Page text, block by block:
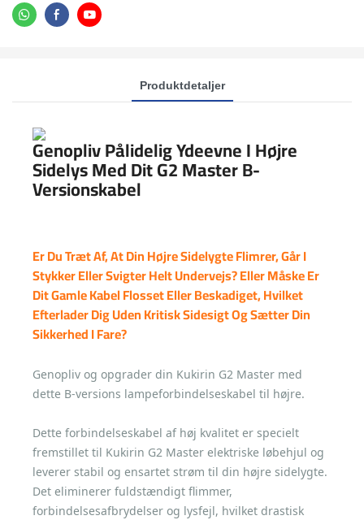
Produktdetaljer
Genopliv Pålidelig Ydeevne I Højre
Sidelys Med Dit G2 Master B-
Versionskabel
Er Du Træt Af, At Din Højre Sidelygte Flimrer, Går I
Stykker Eller Svigter Helt Undervejs? Eller Måske Er
Dit Gamle Kabel Flosset Eller Beskadiget, Hvilket
Efterlader Dig Uden Kritisk Sidesigt Og Sætter Din
Sikkerhed I Fare?
Genopliv og opgrader din Kukirin G2 Master med
dette B-versions lampeforbindelseskabel til højre.
Dette forbindelseskabel af høj kvalitet er specielt
fremstillet til Kukirin G2 Master elektriske løbehjul og
leverer stabil og ensartet strøm til din højre sidelygte.
Det eliminerer fuldstændigt flimmer,
forbindelsesafbrydelser og lysfejl, hvilket drastisk